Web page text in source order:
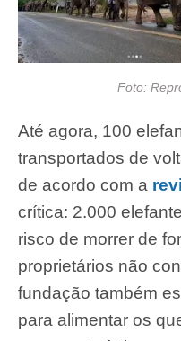
Foto:
Até agora, 100
transportados de
de acordo com a
crítica: 2.000
risco de morrer de
proprietários não
fundação também
para alimentar os